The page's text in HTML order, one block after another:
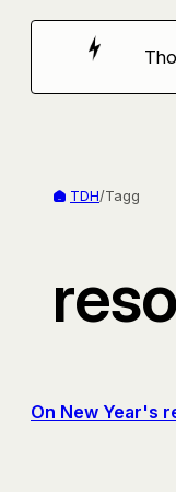
Hoppa
TDH/Tagg
On New Year's